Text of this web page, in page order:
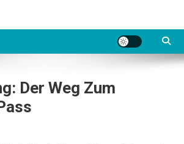
Der Weg Zum